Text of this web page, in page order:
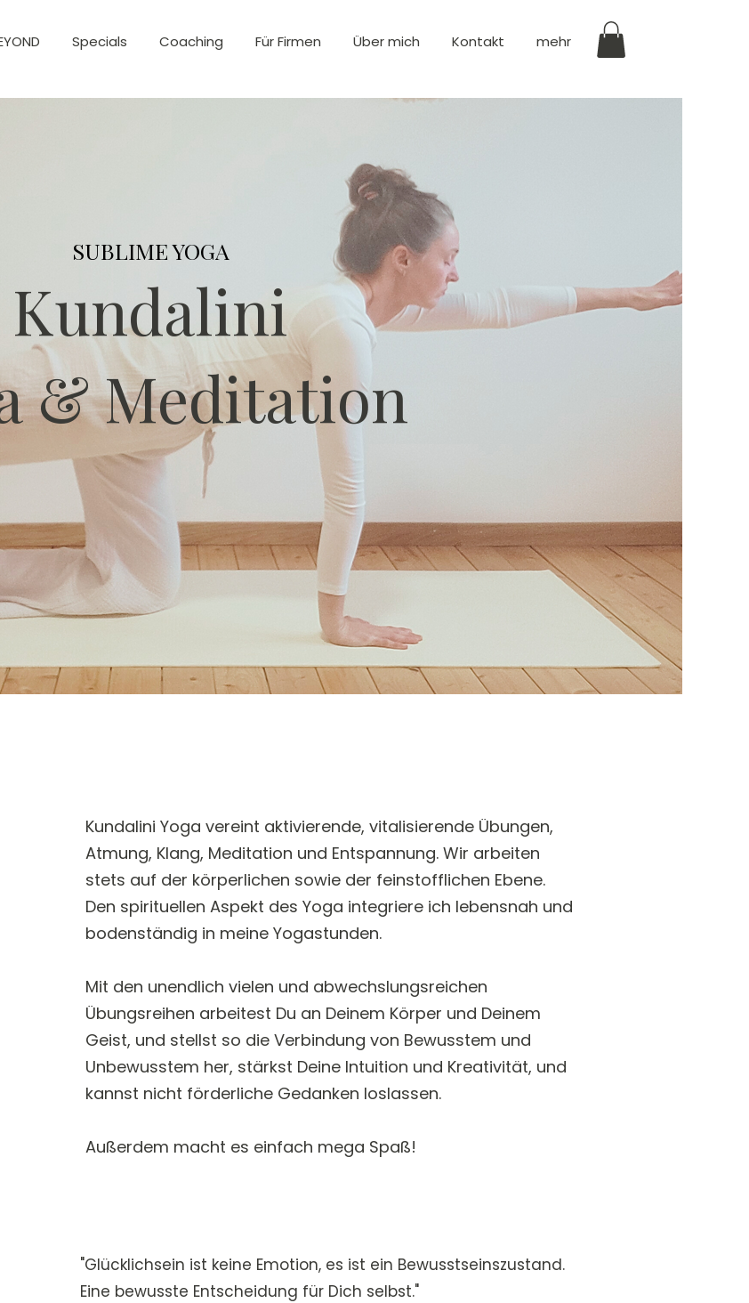
Specials Coaching Für Firmen Über mich Kontakt mehr
SUBLIME YOGA
Kundalini
& Meditation
Kundalini Yoga vereint aktivierende, vitalisierende Übungen,
Atmung, Klang, Meditation und Entspannung. Wir arbeiten
stets auf der körperlichen sowie der feinstofflichen Ebene.
Den spirituellen Aspekt des Yoga integriere ich lebensnah und
bodenständig in meine Yogastunden.
Mit den unendlich vielen und abwechslungsreichen
Übungsreihen arbeitest Du an Deinem Körper und Deinem
Geist, und stellst so die Verbindung von Bewusstem und
Unbewusstem her, stärkst Deine Intuition und Kreativität, und
kannst nicht förderliche Gedanken loslassen.
Außerdem macht es einfach mega Spaß!
"Glücklichsein ist keine Emotion, es ist ein Bewusstseinszustand.
Eine bewusste Entscheidung für Dich selbst."